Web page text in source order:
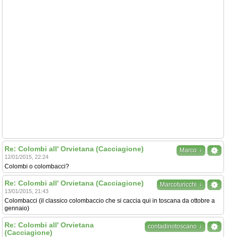
Marco ↓
Re: Colombi all' Orvietana (Cacciagione)
12/01/2015, 22:24
Colombi o colombacci?
Marcoturicchi ↓
Re: Colombi all' Orvietana (Cacciagione)
13/01/2015, 21:43
Colombacci (il classico colombaccio che si caccia qui in toscana da ottobre a
gennaio)
contadinotoscano ↓
Re: Colombi all' Orvietana
(Cacciagione)